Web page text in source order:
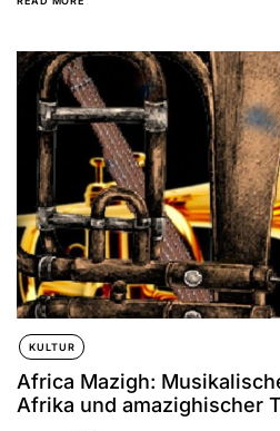
KULTUR
Africa Mazigh:
Afrika und amazighischer